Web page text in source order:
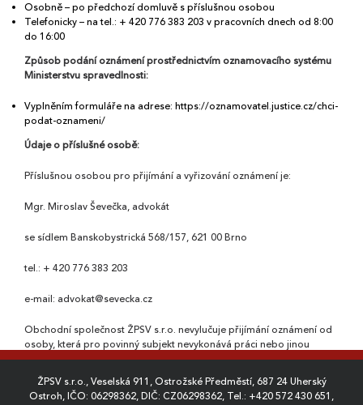
Osobně – po předchozí domluvě s příslušnou osobou
Telefonicky – na tel.: + 420 776 383 203 v pracovních dnech od 8:00
do 16:00
Způsob podání oznámení prostřednictvím oznamovacího systému
Ministerstvu spravedlnosti:
Vyplněním formuláře na adrese: https://oznamovatel.justice.cz/chci-
podat-oznameni/
Údaje o příslušné osobě:
Příslušnou osobou pro přijímání a vyřizování oznámení je:
Mgr. Miroslav Ševečka, advokát
se sídlem Banskobystrická 568/157, 621 00 Brno
tel.: + 420 776 383 203
e-mail: advokat@sevecka.cz
Obchodní společnost ŽPSV s.r.o. nevylučuje přijímání oznámení od
osoby, která pro povinný subjekt nevykonává práci nebo jinou
obdobnou činnost podle § 2 odst. 3 písm. a), b), h) nebo i) zákona.
ŽPSV s.r.o., Veselská 911, Ostrožské Předměstí, 687 24 Uherský
Ostroh, IČO: 06298362, DIČ: CZ06298362, Tel.: +420 572 430 651 ,